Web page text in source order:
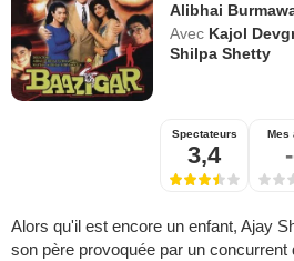
Alibhai
Avec Kajol
Shilpa Shetty
Spectateurs
3,4
Mes
Alors qu'il est encore un enfant, Ajay
son père provoquée par un